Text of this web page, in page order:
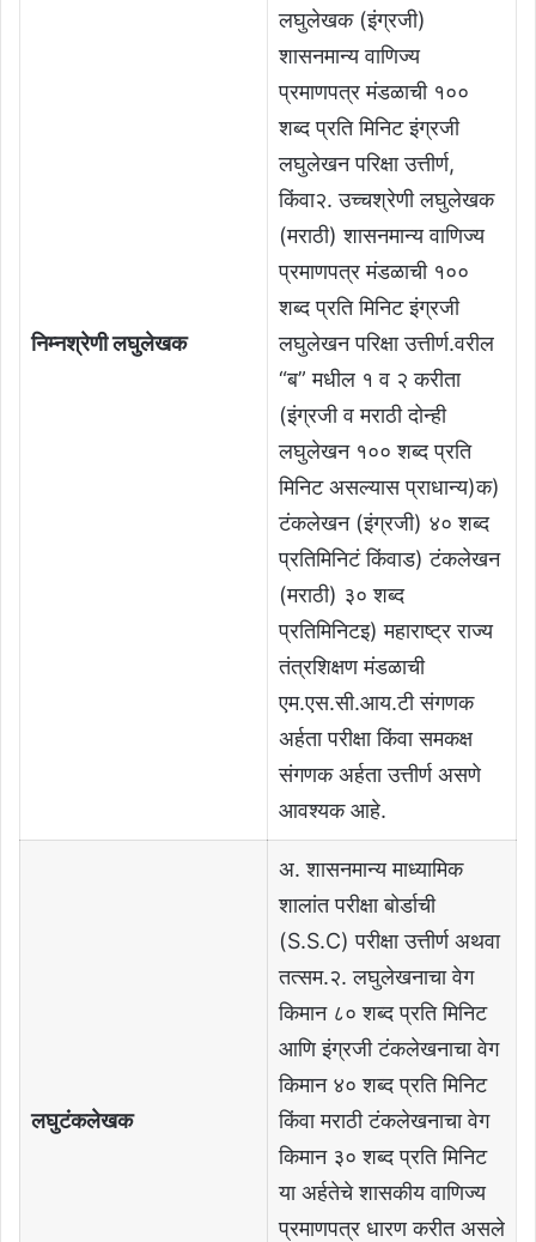
निम्नश्रेणी लघुलेखक
लघुलेखक (इंग्रजी)
शासनमान्य वाणिज्य
प्रमाणपत्र मंडळाची १००
शब्द प्रति मिनिट इंग्रजी
लघुलेखन परिक्षा उत्तीर्ण,
किंवा२. उच्चश्रेणी लघुलेखक
(मराठी) शासनमान्य वाणिज्य
प्रमाणपत्र मंडळाची १००
शब्द प्रति मिनिट इंग्रजी
लघुलेखन परिक्षा उत्तीर्ण.वरील
“ब” मधील १ व २ करीता
(इंग्रजी व मराठी दोन्ही
लघुलेखन १०० शब्द प्रति
मिनिट असल्यास प्राधान्य)क)
टंकलेखन (इंग्रजी) ४० शब्द
प्रतिमिनिटं किंवाड) टंकलेखन
(मराठी) ३० शब्द
प्रतिमिनिटइ) महाराष्ट्र राज्य
तंत्रशिक्षण मंडळाची
एम.एस.सी.आय.टी संगणक
अर्हता परीक्षा किंवा समकक्ष
संगणक अर्हता उत्तीर्ण असणे
आवश्यक आहे.
लघुटंकलेखक
अ. शासनमान्य माध्यामिक
शालांत परीक्षा बोर्डाची
(S.S.C) परीक्षा उत्तीर्ण अथवा
तत्सम.२. लघुलेखनाचा वेग
किमान ८० शब्द प्रति मिनिट
आणि इंग्रजी टंकलेखनाचा वेग
किमान ४० शब्द प्रति मिनिट
किंवा मराठी टंकलेखनाचा वेग
किमान ३० शब्द प्रति मिनिट
या अर्हतेचे शासकीय वाणिज्य
प्रमाणपत्र धारण करीत असले